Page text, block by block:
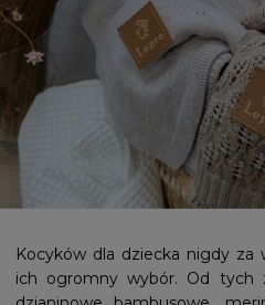
Kocyków dla dziecka nigdy za
ich ogromny wybór. Od tych